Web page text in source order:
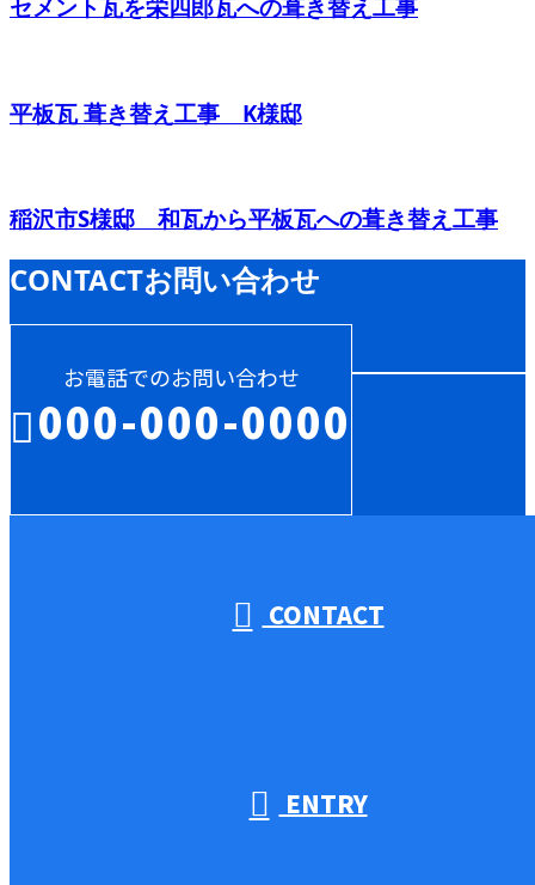
セメント瓦を栄四郎瓦への葺き替え工事
平板瓦 葺き替え工事 K様邸
稲沢市S様邸 和瓦から平板瓦への葺き替え工事
CONTACTお問い合わせ
お電話でのお問い合わせ
000-000-0000
CONTACT
ENTRY